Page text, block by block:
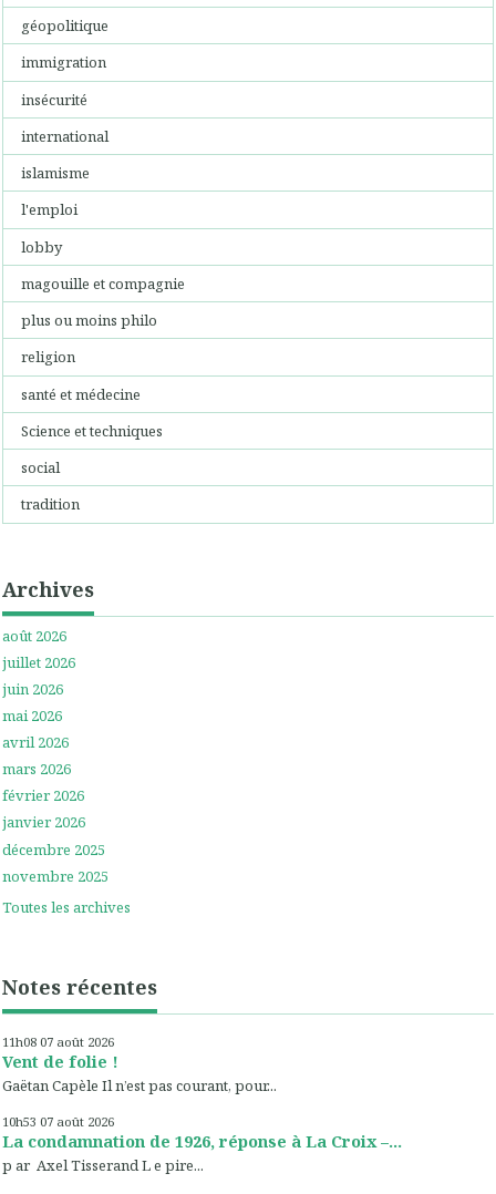
géopolitique
immigration
insécurité
international
islamisme
l'emploi
lobby
magouille et compagnie
plus ou moins philo
religion
santé et médecine
Science et techniques
social
tradition
Archives
août 2026
juillet 2026
juin 2026
mai 2026
avril 2026
mars 2026
février 2026
janvier 2026
décembre 2025
novembre 2025
Toutes les archives
Notes récentes
11h08 07 août 2026
Vent de folie !
Gaëtan Capèle Il n’est pas courant, pour...
10h53 07 août 2026
La condamnation de 1926, réponse à La Croix –...
p ar Axel Tisserand L e pire...